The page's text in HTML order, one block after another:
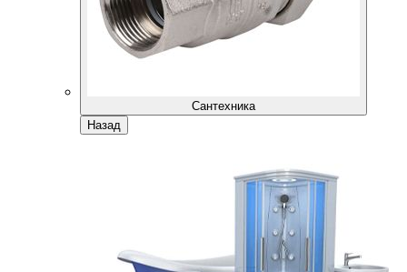
Сантехника
Назад